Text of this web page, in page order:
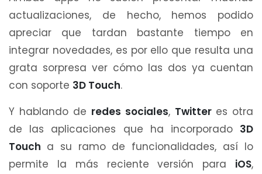
actualizaciones, de hecho, hemos podido
apreciar que tardan bastante tiempo en
integrar novedades, es por ello que resulta una
grata sorpresa ver cómo las dos ya cuentan
con soporte 3D Touch.
Y hablando de redes sociales, Twitter es otra
de las aplicaciones que ha incorporado 3D
Touch a su ramo de funcionalidades, así lo
permite la más reciente versión para iOS,